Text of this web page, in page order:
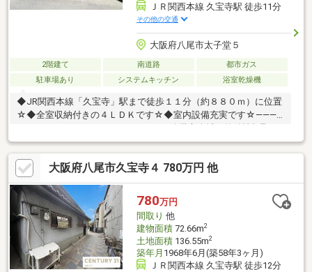
ＪＲ関西本線 久宝寺駅 徒歩11分
その他の交通
大阪府八尾市太子堂５
2階建て 南道路
都市ガス
駐車場あり
システムキッチン 浴室乾燥機
◆JR関西本線「久宝寺」駅まで徒歩１１分（約８８０ｍ）に位置
☆◆全室収納付きの４ＬＤＫです☆◆室内設備充実です☆――――
＊――――＊――――＊――――＊――――■八尾市全域の物件情報取り
扱い可能！■ハウスフリーダムは【東証スタンダード上場企業】
です☆■物件多数揃えております！是非店頭へお越し下さい♪■頭
金０円のフルローンが可能です♪■お客様のライフプランに沿った
物件をご提案させて頂きます☆■不動産購入や住宅ローンについ
てお気軽にお問合せ下さい♪■ご来店の際は、店舗横に駐車スペー
ス４台分ございます♪■八尾市の【中古戸建】ならハウスフリーダ
ム八尾店 +o☆*.+o◇
大阪府八尾市久宝寺４ 780万円 他
780万円
間取り 他
建物面積72.66m2
土地面積136.55m2
築年月 1968年6月(築58年3ヶ月)
ＪＲ関西本線 久宝寺駅 徒歩12分